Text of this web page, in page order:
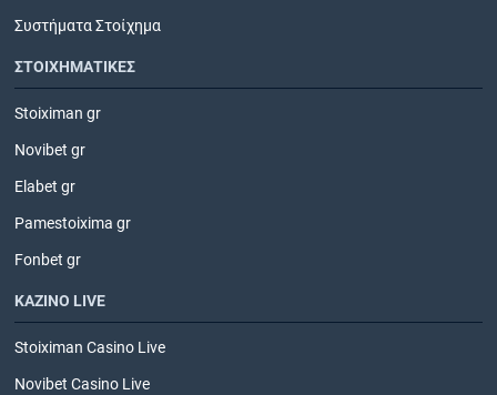
Συστήματα Στοίχημα
ΣΤΟΙΧΗΜΑΤΙΚΕΣ
Stoiximan gr
Novibet gr
Elabet gr
Pamestoixima gr
Fonbet gr
ΚΑΖΙΝΟ LIVE
Stoiximan Casino Live
Novibet Casino Live